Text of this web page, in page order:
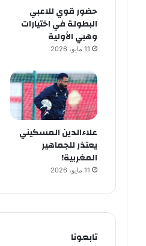
حضور قوي للاعبي
البطولة في اختيارات
وهبي الأولية
11 مايو، 2026
علاءالدين المسكيني
يعتذر للجماهير
المغربية!
11 مايو، 2026
تابعونا